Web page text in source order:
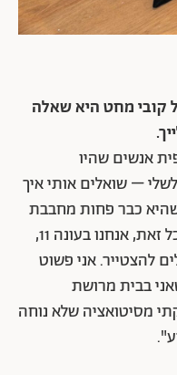
קובי מחט היא שאלה
אנשים שהיו
– שואלים אותי איך
כבר פחות מחבבת
אותי. זה בסדר להעביר ביקורת, ובכל זאת, אנחנו בעונה 11,
להצטייר. אני פשוט
בבית מרושת
מסיטואציה שלא נוחה